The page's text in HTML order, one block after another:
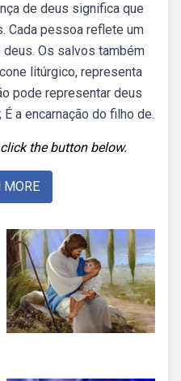
de deus significa que
Cada pessoa reflete um
Os salvos também
litúrgico, representa
pode representar deus
a encarnação do filho de.
the button below.
MORE